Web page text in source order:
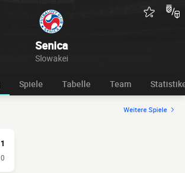
Senica
Slowakei
Spiele Tabelle Team
Weitere Spiele
1
0